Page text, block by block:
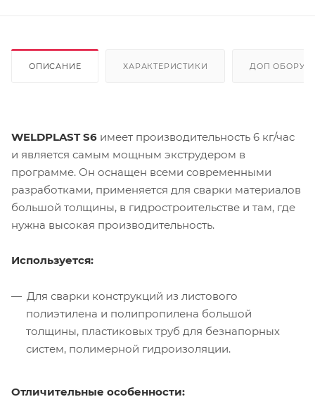
ОПИСАНИЕ ХАРАКТЕРИСТИКИ ДОП
WELDPLAST S6 имеет производительность 6 кг/час
и является самым мощным экструдером в
программе. Он оснащен всеми современными
разработками, применяется для сварки материалов
большой толщины, в гидростроительстве и там, где
нужна высокая производительность.
Используется:
Для сварки конструкций из листового
полиэтилена и полипропилена большой
толщины, пластиковых труб для безнапорных
систем, полимерной гидроизоляции.
Отличительные особенности: